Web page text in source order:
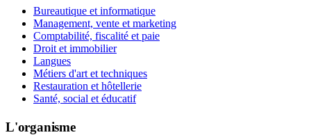
Bureautique et informatique
Management, vente et marketing
Comptabilité, fiscalité et paie
Droit et immobilier
Langues
Métiers d'art et techniques
Restauration et hôtellerie
Santé, social et éducatif
L'organisme